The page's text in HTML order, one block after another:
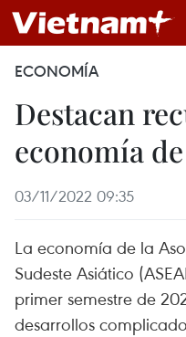
ECONOMÍA
Destacan
economía
03/11/2022 09:35
La economía de la
Sudeste Asiático
primer semestre de
desarrollos